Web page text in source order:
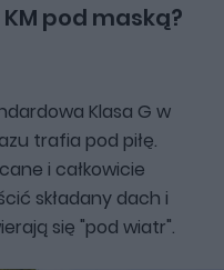
pod maską?
Klasa G w
trafia pod piłę.
i całkowicie
składany dach i
się "pod wiatr".